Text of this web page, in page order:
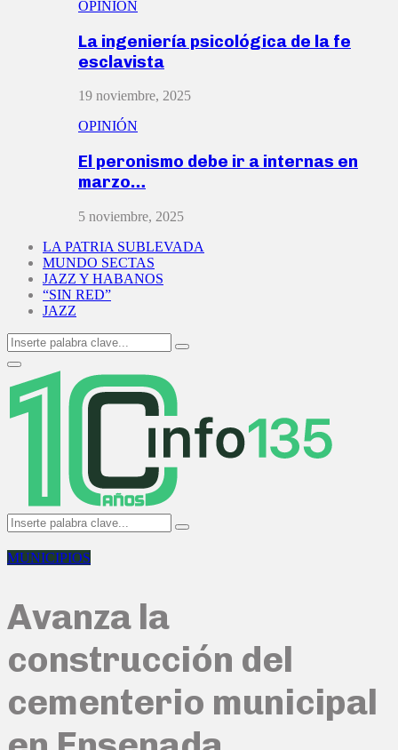
OPINIÓN
La ingeniería psicológica de la fe
esclavista
19 noviembre, 2025
OPINIÓN
El peronismo debe ir a internas en
marzo…
5 noviembre, 2025
LA PATRIA SUBLEVADA
MUNDO SECTAS
JAZZ Y HABANOS
“SIN RED”
JAZZ
Search
for:
Search
Primary
Menu
Search
for:
Search
MUNICIPIOS
Avanza la
construcción del
cementerio municipal